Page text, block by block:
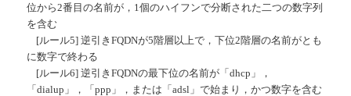
位から2番目の名前が，1個のハイフンで分断された二つの数字列
を含む
[ルール5] 逆引きFQDNが5階層以上で，下位2階層の名前がとも
に数字で終わる
[ルール6] 逆引きFQDNの最下位の名前が「dhcp」，
「dialup」，「ppp」，または「adsl」で始まり，かつ数字を含む